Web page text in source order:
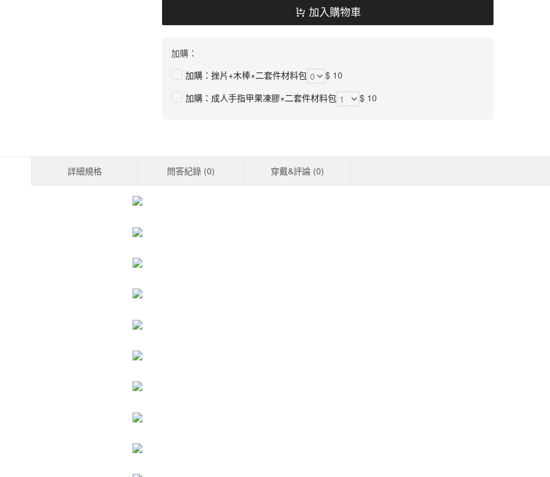
加入購物車
加購：
加購：挫片+木棒×二套件材料包
$ 10
加購：成人手指甲果凍膠×二套件材料包
$ 10
詳細規格 問答紀錄 (0) 穿戴&評論 (0)